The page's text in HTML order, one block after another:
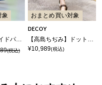
象
デニムタックワイドパンツ【接触冷感・後ろウエストゴム】
(税込)
おまとめ買い対象
DECOY
【高島ちぢみ】ドットプリントパンツ【後ろウエストゴム】
¥10,989(税込)